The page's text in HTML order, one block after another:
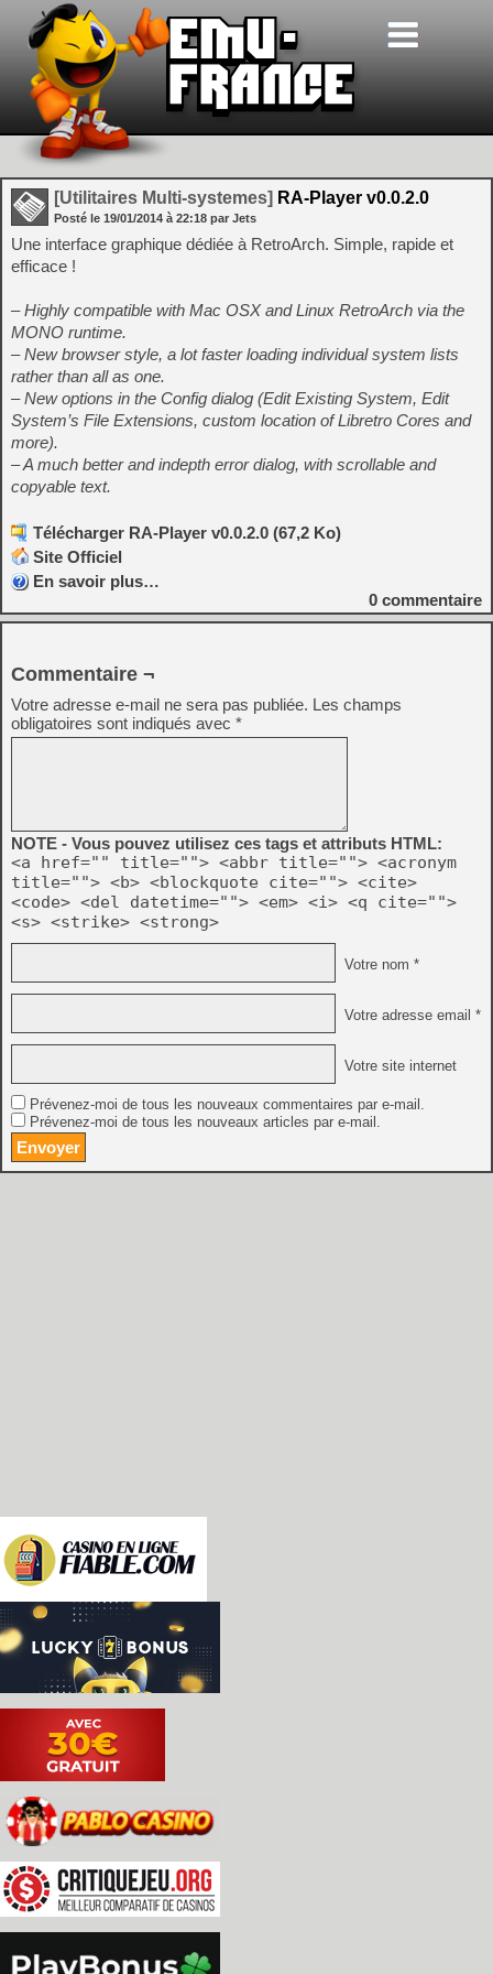
[Utilitaires Multi-systemes] RA-Player v0.0.2.0
Posté le 19/01/2014 à 22:18 par Jets
Une interface graphique dédiée à RetroArch. Simple, rapide et
efficace !
– Highly compatible with Mac OSX and Linux RetroArch via the
MONO runtime.
– New browser style, a lot faster loading individual system lists
rather than all as one.
– New options in the Config dialog (Edit Existing System, Edit
System’s File Extensions, custom location of Libretro Cores and
more).
– A much better and indepth error dialog, with scrollable and
copyable text.
Télécharger RA-Player v0.0.2.0 (67,2 Ko)
Site Officiel
En savoir plus…
0 commentaire
Commentaire ¬
Votre adresse e-mail ne sera pas publiée. Les champs
obligatoires sont indiqués avec *
NOTE - Vous pouvez utilisez ces tags et attributs HTML:
<a href="" title=""> <abbr title=""> <acronym
title=""> <b> <blockquote cite=""> <cite>
<code> <del datetime=""> <em> <i> <q cite="">
<s> <strike> <strong>
Votre nom *
Votre adresse email *
Votre site internet
Prévenez-moi de tous les nouveaux commentaires par e-mail.
Prévenez-moi de tous les nouveaux articles par e-mail.